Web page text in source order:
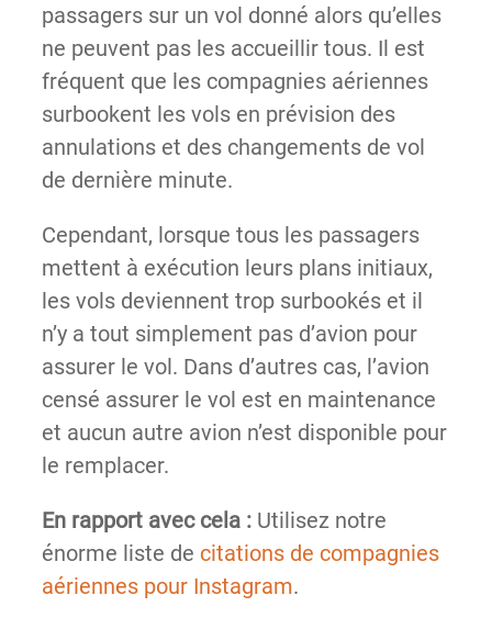
passagers sur un vol donné alors qu’elles
ne peuvent pas les accueillir tous. Il est
fréquent que les compagnies aériennes
surbookent les vols en prévision des
annulations et des changements de vol
de dernière minute.
Cependant, lorsque tous les passagers
mettent à exécution leurs plans initiaux,
les vols deviennent trop surbookés et il
n’y a tout simplement pas d’avion pour
assurer le vol. Dans d’autres cas, l’avion
censé assurer le vol est en maintenance
et aucun autre avion n’est disponible pour
le remplacer.
En rapport avec cela :Utilisez notre
énorme liste de citations de compagnies
aériennes pour Instagram.